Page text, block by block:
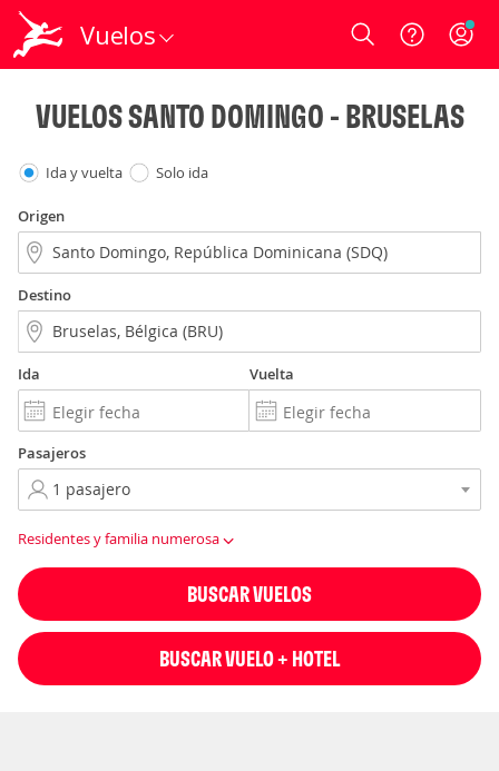
Vuelos Login
VUELOS SANTO DOMINGO - BRUSELAS
Ida y vuelta Solo ida
Origen
Destino
Ida Vuelta
Pasajeros
Residentes y familia numerosa
BUSCAR VUELOS
BUSCAR VUELO + HOTEL